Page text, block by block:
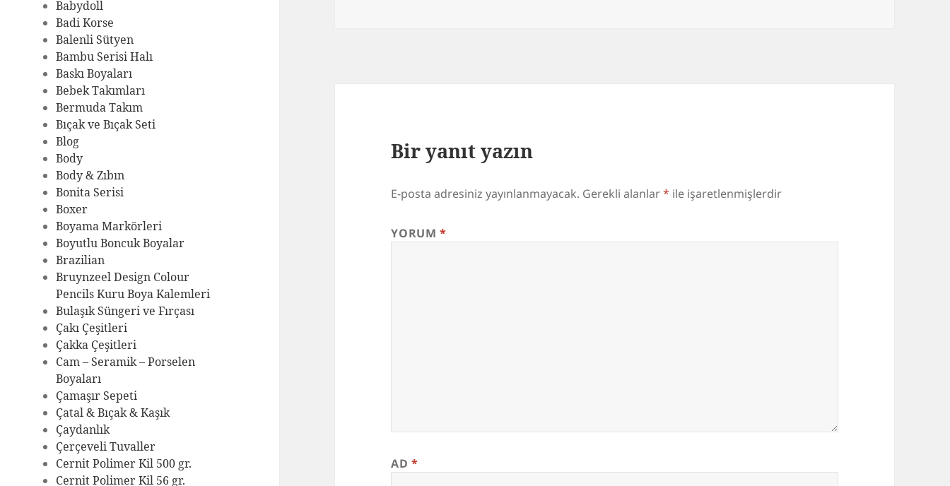
Babydoll
Badi Korse
Balenli Sütyen
Bambu Serisi Halı
Baskı Boyaları
Bebek Takımları
Bermuda Takım
Bıçak ve Bıçak Seti
Blog
Body
Body & Zıbın
Bonita Serisi
Boxer
Boyama Markörleri
Boyutlu Boncuk Boyalar
Brazilian
Bruynzeel Design Colour
Pencils Kuru Boya Kalemleri
Bulaşık Süngeri ve Fırçası
Çakı Çeşitleri
Çakka Çeşitleri
Cam – Seramik – Porselen
Boyaları
Çamaşır Sepeti
Çatal & Bıçak & Kaşık
Çaydanlık
Çerçeveli Tuvaller
Cernit Polimer Kil 500 gr.
Cernit Polimer Kil 56 gr.
Bir yanıt yazın
E-posta adresiniz yayınlanmayacak. Gerekli alanlar* ile işaretlenmişlerdir
YORUM*
AD*